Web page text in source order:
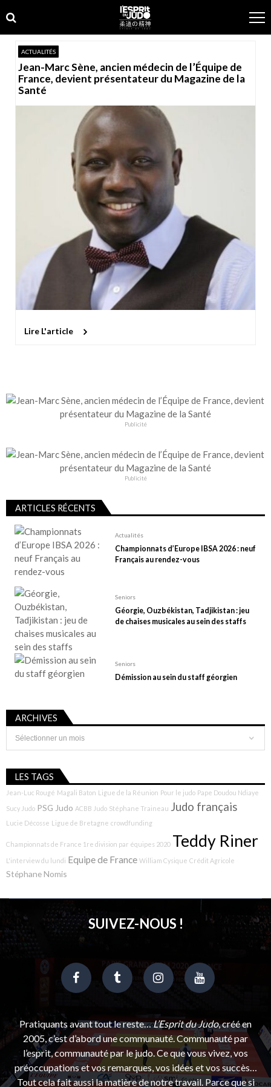
to
navigation
to
content
ACTUALITÉS
Jean-Marc Sène, ancien médecin de l’Équipe de
France, devient présentateur du Magazine de la
Santé
Lire L'article
Publicité
Publicité
ARTICLES RÉCENTS
Actualités
Championnats d’Europe IBSA 2026 : neuf
Français au rendez-vous
Seniors
Géorgie, Ouzbékistan, Tadjikistan : jeu
de chaises musicales au sein des staffs
Seniors
Démission au sein du staff géorgien
ARCHIVES
Archives
LES TAGS
Jean-Luc Rougé Magali Baton Ligue de la Réunion Pour le judo Pape Doudou Ndiaye
Sucy Judo PSG Judo ACBB Judo Stéphane Traineau Judo français
Lucie Décosse Ligue de Bretagne crowdfunding
Championnats de France 1re division par équipes 2020 Teddy Riner
L'interview du lundi Equipe de France William Cysique Crédit Agricole
Stéphane Nomis
SUIVEZ-NOUS !
Pratiquants avant tout le reste…L’Esprit du Judo, créé en
2005, c’est d’abord une communauté. Communauté par
l’esprit, communauté par le judo. Ce que vous vivez, vos
préoccupations et vos remarques, vos idées et vos succès…
Tout cela fait aussi la matière de notre travail. Parce que si